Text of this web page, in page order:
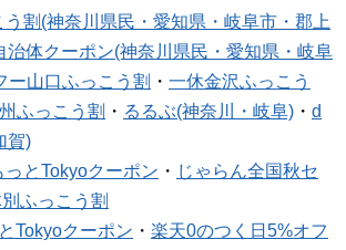
う割(神奈川県民・愛知県・岐阜市・郡上
治体クーポン(神奈川県民・愛知県・岐阜
ー山口ふっこう割 ・ 一休金沢ふっこう
ふっこう割 ・ るるぶ(神奈川・岐阜) ・ d
賀)
っとTokyoクーポン ・ じゃらん全国秋セ
ふっこう割
Tokyoクーポン ・ 楽天0のつく日5%オフ